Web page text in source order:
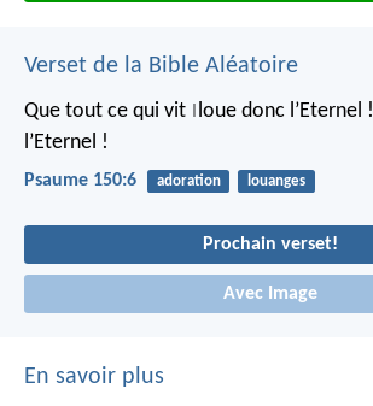
Verset de la Bible Aléatoire
Que tout ce qui vit loue donc l’Eternel !
l’Eternel !
Psaume 150:6 adoration louanges
Prochain verset!
Avec Image
En savoir plus